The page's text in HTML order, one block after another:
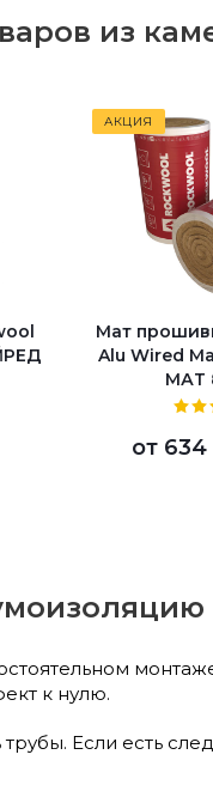
из
АКЦИЯ
Мат
Alu Wired
МАТ
от 634
к нулю.
Если есть